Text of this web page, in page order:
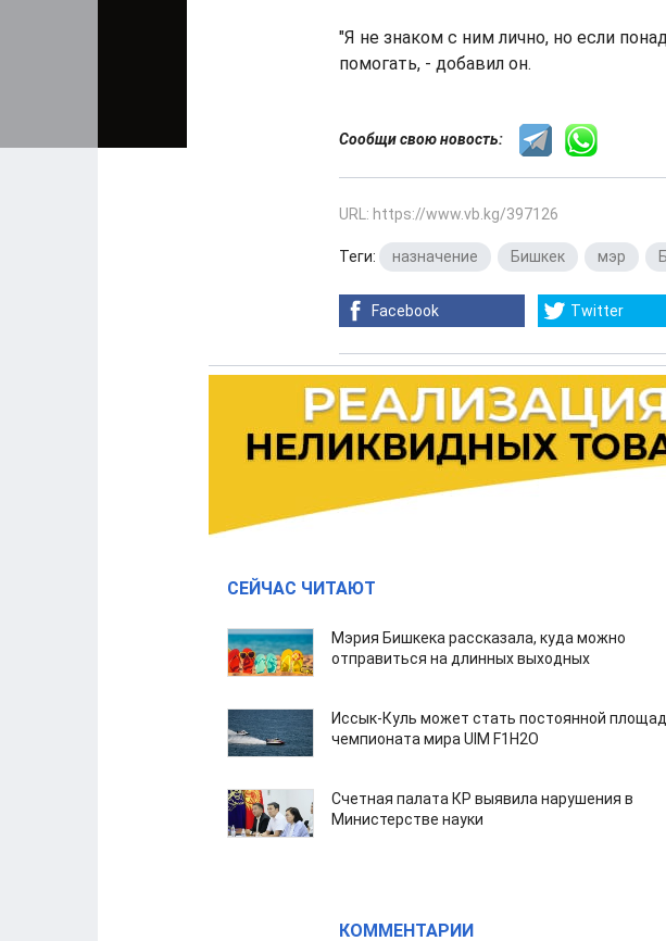
"Я не знаком с ним лично, но если
помогать, - добавил он.
Сообщи свою новость:
URL: https://www.vb.kg/397126
Теги: назначение Бишкек мэр
Facebook Twitter
СЕЙЧАС ЧИТАЮТ
Мэрия Бишкека рассказала, куда можно
отправиться на длинных выходных
Иссык-Куль может стать постоянной
чемпионата мира UIM F1H2O
Счетная палата КР выявила нарушения в
Министерстве науки
КОММЕНТАРИИ